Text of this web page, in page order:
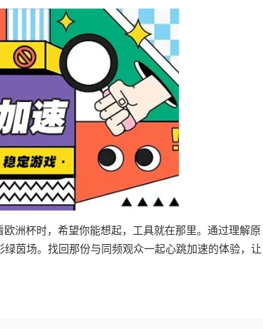
洲杯时，希望你能想起，工具就在那里。通过理解原
茵场。找回那份与同频观众一起心跳加速的体验，让